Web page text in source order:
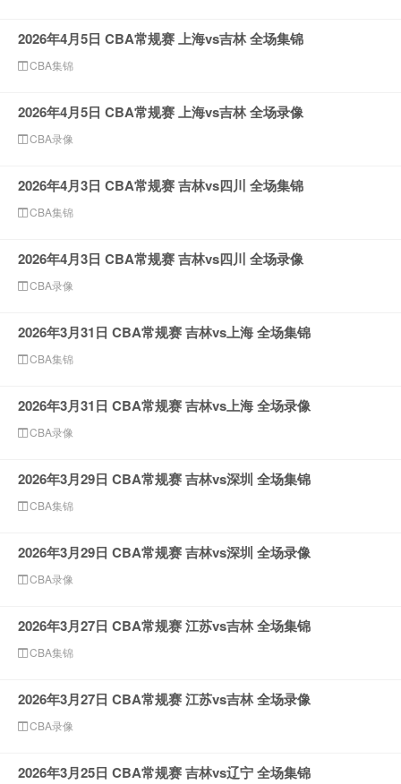
2026年4月5日 CBA常规赛 上海vs吉林 全场集锦
CBA集锦
2026年4月5日 CBA常规赛 上海vs吉林 全场录像
CBA录像
2026年4月3日 CBA常规赛 吉林vs四川 全场集锦
CBA集锦
2026年4月3日 CBA常规赛 吉林vs四川 全场录像
CBA录像
2026年3月31日 CBA常规赛 吉林vs上海 全场集锦
CBA集锦
2026年3月31日 CBA常规赛 吉林vs上海 全场录像
CBA录像
2026年3月29日 CBA常规赛 吉林vs深圳 全场集锦
CBA集锦
2026年3月29日 CBA常规赛 吉林vs深圳 全场录像
CBA录像
2026年3月27日 CBA常规赛 江苏vs吉林 全场集锦
CBA集锦
2026年3月27日 CBA常规赛 江苏vs吉林 全场录像
CBA录像
2026年3月25日 CBA常规赛 吉林vs辽宁 全场集锦